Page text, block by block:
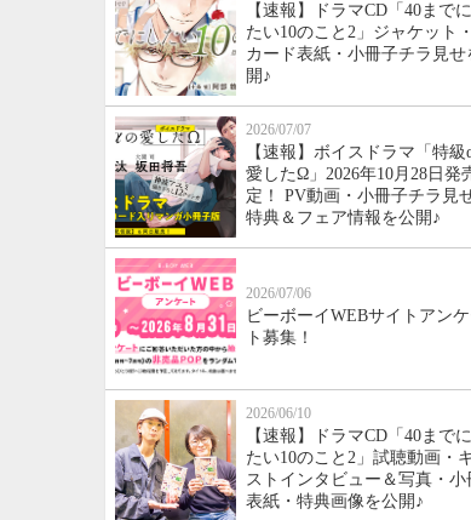
【速報】ドラマCD「40まで
たい10のこと2」ジャケット
カード表紙・小冊子チラ見せ
開♪
2026/07/07
【速報】ボイスドラマ「特級
愛したΩ」2026年10月28日発
定！ PV動画・小冊子チラ見
特典＆フェア情報を公開♪
2026/07/06
ビーボーイWEBサイトアン
ト募集！
2026/06/10
【速報】ドラマCD「40まで
たい10のこと2」試聴動画・
ストインタビュー＆写真・小
表紙・特典画像を公開♪